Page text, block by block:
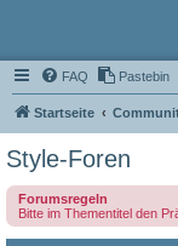
FAQ Pastebin
Startseite
Style-Foren
Forumsregeln
Bitte im Thementitel den